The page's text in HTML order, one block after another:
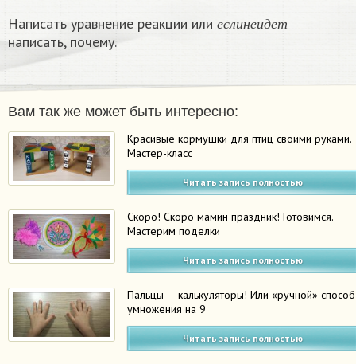
Написать уравнение реакции или
е сл и н е и д е т
ид
написать, почему.
Вам так же может быть интересно:
Красивые кормушки для птиц своими руками.
Мастер-класс
Читать запись полностью
Скоро! Скоро мамин праздник! Готовимся.
Мастерим поделки
Читать запись полностью
Пальцы — калькуляторы! Или «ручной» способ
умножения на 9
Читать запись полностью